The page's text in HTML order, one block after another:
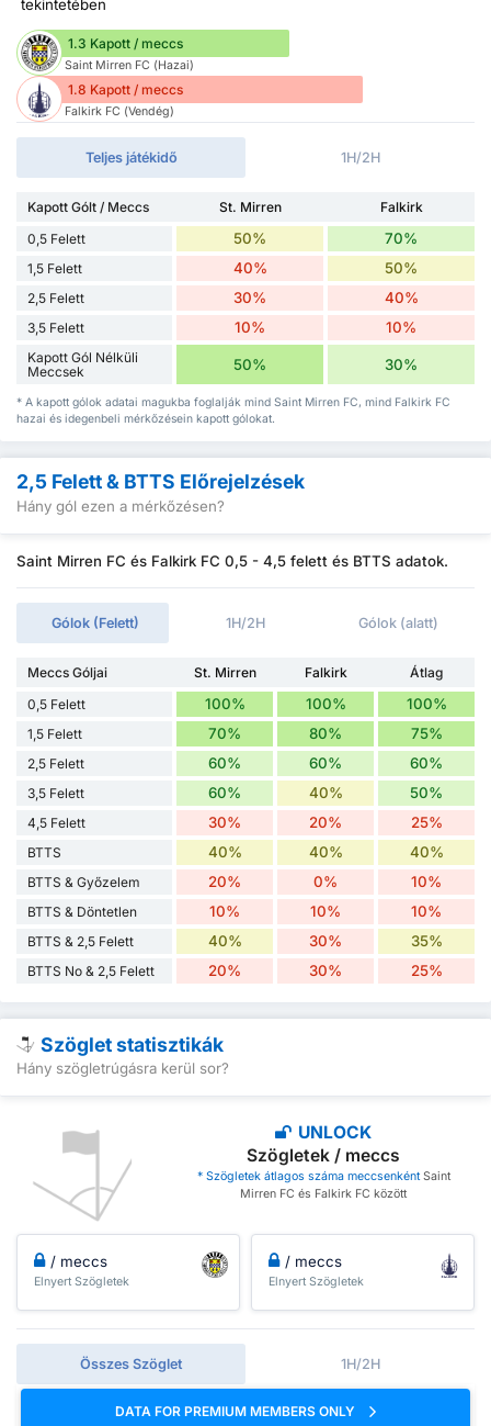
tekintetében
1.3 Kapott / meccs
Saint Mirren FC (Hazai)
1.8 Kapott / meccs
Falkirk FC (Vendég)
Teljes játékidő 1H/2H
Kapott Gólt / Meccs St. Mirren
Falkirk
0,5 Felett
50% 70%
1,5 Felett 40% 50%
2,5 Felett 30% 40%
3,5 Felett 10% 10%
Kapott Gól Nélküli
Meccsek
50% 30%
* A kapott gólok adatai magukba foglalják mind Saint Mirren FC, mind Falkirk FC
hazai és idegenbeli mérkőzésein kapott gólokat.
2,5 Felett & BTTS Előrejelzések
Hány gól ezen a mérkőzésen?
Saint Mirren FC és Falkirk FC 0,5 - 4,5 felett és BTTS adatok.
Gólok (Felett) 1H/2H Gólok (alatt)
Meccs Góljai St. Mirren Falkirk
Átlag
0,5 Felett
100% 100% 100%
1,5 Felett 70% 80% 75%
2,5 Felett 60% 60% 60%
3,5 Felett 60% 40% 50%
4,5 Felett 30% 20% 25%
BTTS 40% 40% 40%
BTTS & Győzelem 20% 0% 10%
BTTS & Döntetlen 10% 10% 10%
BTTS & 2,5 Felett 40% 30% 35%
BTTS No & 2,5 Felett 20% 30% 25%
Szöglet statisztikák
Hány szögletrúgásra kerül sor?
UNLOCK
Szögletek / meccs
* Szögletek átlagos száma meccsenkéntSaint
Mirren FC és Falkirk FC között
/ meccs
Elnyert Szögletek
/ meccs
Elnyert Szögletek
Összes Szöglet 1H/2H
DATA FOR PREMIUM MEMBERS ONLY